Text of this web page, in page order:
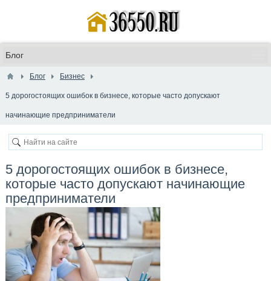
Блог Бизнес
5 дорогостоящих ошибок в бизнесе, которые часто допускают
начинающие предприниматели
5 дорогостоящих ошибок в бизнесе,
которые часто допускают начинающие
предприниматели